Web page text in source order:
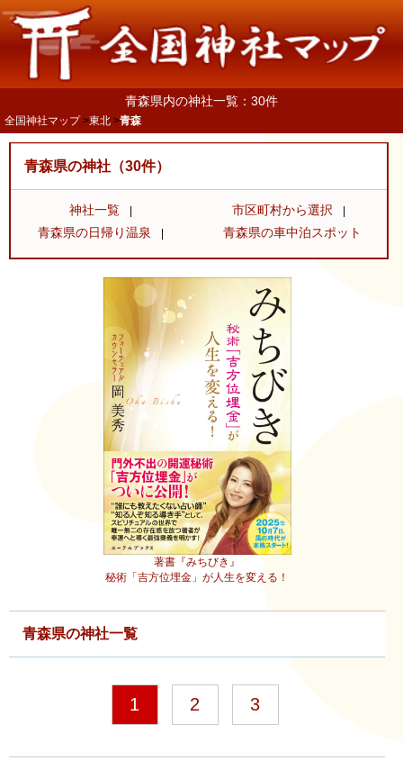
青森県内の神社一覧：30件
全国神社マップ 東北 青森
青森県の神社（30件）
神社一覧
市区町村から選択
青森県の日帰り温泉
青森県の車中泊スポット
著書『みちびき』
秘術「吉方位埋金」が人生を変える！
青森県の神社一覧
1 2 3